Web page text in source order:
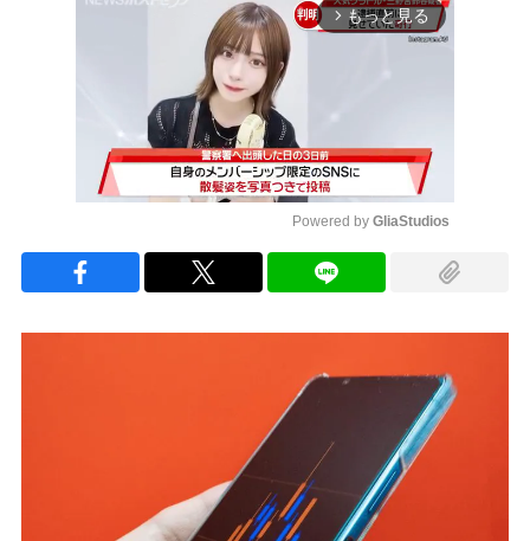
arrow_forward_ios もっと見る
Powered by GliaStudios